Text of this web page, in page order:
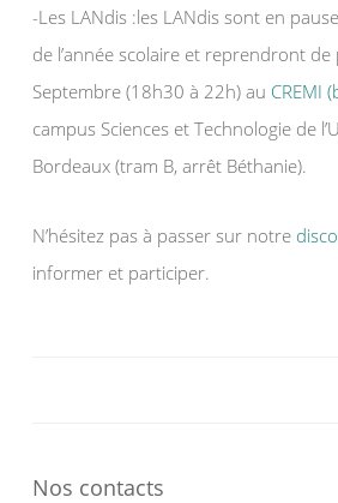
-Les LANdis :les LANdis sont en
de l’année scolaire et reprendront de
Septembre (18h30 à 22h) au CREMI
campus Sciences et Technologie de
Bordeaux (tram B, arrêt Béthanie).
N’hésitez pas à passer sur notre
informer et participer.
Nos contacts